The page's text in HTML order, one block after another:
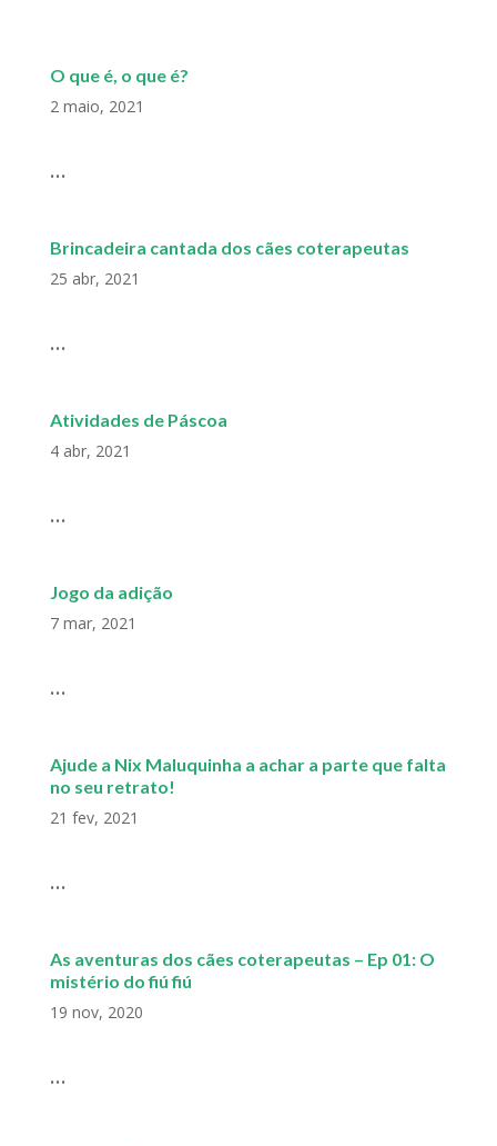
O que é, o que é?
2 maio, 2021
...
Brincadeira cantada dos cães coterapeutas
25 abr, 2021
...
Atividades de Páscoa
4 abr, 2021
...
Jogo da adição
7 mar, 2021
...
Ajude a Nix Maluquinha a achar a parte que falta
no seu retrato!
21 fev, 2021
...
As aventuras dos cães coterapeutas – Ep 01: O
mistério do fiú fiú
19 nov, 2020
...